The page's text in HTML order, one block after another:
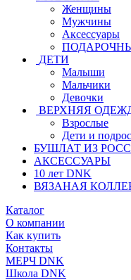
Женщины
Мужчины
Аксессуары
ДЕТИ
Малыши
Мальчики
Девочки
ВЕРХНЯЯ
Взрослые
Дети и
БУШЛАТ ИЗ
АКСЕССУАРЫ
10 лет DNK
ВЯЗАНАЯ
Каталог
О компании
Как купить
Контакты
МЕРЧ DNK
Школа DNK